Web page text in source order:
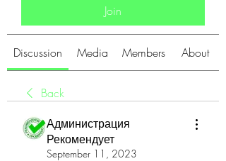
Join
Discussion Media Members About
Back
Администрация
Рекомендует
September 11, 2023